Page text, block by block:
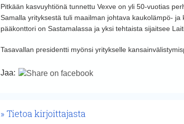
Pitkään kasvuyhtiönä tunnettu Vexve on yli 50-vuotias
Samalla yrityksestä tuli maailman johtava kaukolämpö- ja
pääkonttori on Sastamalassa ja yksi tehtaista sijaitsee
Tasavallan presidentti myönsi yritykselle
Jaa:
Tietoa kirjoittajasta